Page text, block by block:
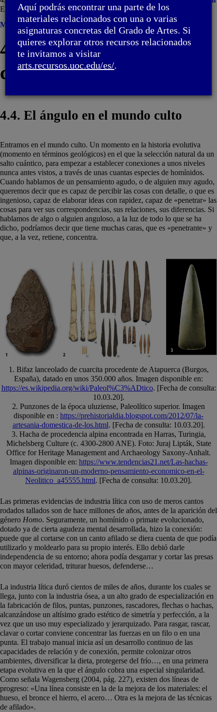
El ángulo en el mundo culto
Menú
4. El ángulo y la
concentración de fuerzas
4.4. El ángulo en el mundo culto
Entramos en el mundo culto. Un momento en la historia evolutiva
(momento en términos geológicos) en el que la selección natural da un
salto cuántico, para empezar a establecer conexiones a unos niveles
nunca antes vistos, a través de unas cuantas especies de homínidos.
Cuando hablamos de un pensamiento agudo, o de alguien muy agudo,
queremos decir que es capaz de percibir las cosas con detalle, o que es
ingenioso, capaz de elaborar ideas con rapidez, capaz de «penetrar» las
cosas para ver sus correspondencias, sus relaciones, sus diferencias. Si
hablamos de algo o alguien anguloso, a la luz de todo lo que se ha
dicho, podríamos decir que tiene muchas caras, que es «penetrante» y
que, a la vez, retiene, concentra.
1. Bifaz lanceolado de cuarcita procedente de Atapuerca (Burgos,
España), datado en unos 350.000 años. Imagen disponible en:
https://es.wikipedia.org/wiki/Paleol%C3%ADtico. [Fecha de consulta:
10.03.20].
2. Punzones de la época uluziense, Paleolítico superior. Imagen
disponible en : https://prehistorialdia.blogspot.com/2012/07/la-
artesania-domestica-de-los.html. [Fecha de consulta: 10.03.20].
3. Hacha de procedencia alpina encontrada en Harras, Turingia,
Michelsberg Culture (c. 4300-2800 ANE). Foto: Juraj Lipták, State
Office for Heritage Management and Archaeology Saxony-Anhalt.
Imagen disponible en: https://www.tendencias21.net/Las-hachas-
alpinas-originaron-un-moderno-pensamiento-economico-en-el-
Neolitico_a45555.html. [Fecha de consulta: 10.03.20].
Las primeras evidencias de industria lítica con uso de meros cantos
rodados tallados son de hace millones de años, antes de la aparición del
género Homo. Seguramente, un homínido o primate evolucionado,
dotado ya de cierta agudeza mental desarrollada, hizo la conexión:
puede que al cortarse con un canto afilado se diera cuenta de que podía
utilizarlo y moldearlo para su propio interés. Ello debió darle
independencia de su entorno; ahora podía desgarrar y cortar las presas
con mayor celeridad, triturar huesos, defenderse…
La industria lítica duró cientos de miles de años, durante los cuales se
llega, junto con la industria ósea, a un alto grado de especialización en
la fabricación de filos, puntas, punzones, rascadores, flechas o hachas,
alcanzándose un altísimo grado estético de simetría y perfección, a la
vez que un uso muy especializado y jerarquizado. Para rasgar, rascar,
clavar o cortar conviene concentrar las fuerzas en un filo o en una
punta. El trabajo manual inicia así un desarrollo continuo de las
capacidades de relación y de conexión, permite colonizar otros
ambientes, diversificar la dieta, protegerse del frío…, en una primera
etapa evolutiva en la que el ángulo cobra una especial singularidad.
Como señala Wagensberg (2004, pág. 227), existen dos líneas de
progreso: «Una línea consiste en la de la mejora de los materiales: el
hueso, el bronce el hierro, el acero… Otra es la mejora de las técnicas
de afilado».
Aquí podrás encontrar una parte de los
materiales relacionados con una o varias
asignaturas concretas del Grado de Artes. Si
quieres explorar otros recursos relacionados
te invitamos a visitar
arts.recursos.uoc.edu/es/.